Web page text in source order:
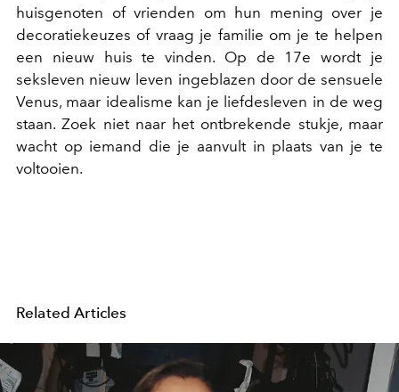
huisgenoten of vrienden om hun mening over je
decoratiekeuzes of vraag je familie om je te helpen
een nieuw huis te vinden. Op de 17e wordt je
seksleven nieuw leven ingeblazen door de sensuele
Venus, maar idealisme kan je liefdesleven in de weg
staan. Zoek niet naar het ontbrekende stukje, maar
wacht op iemand die je aanvult in plaats van je te
voltooien.
Related Articles